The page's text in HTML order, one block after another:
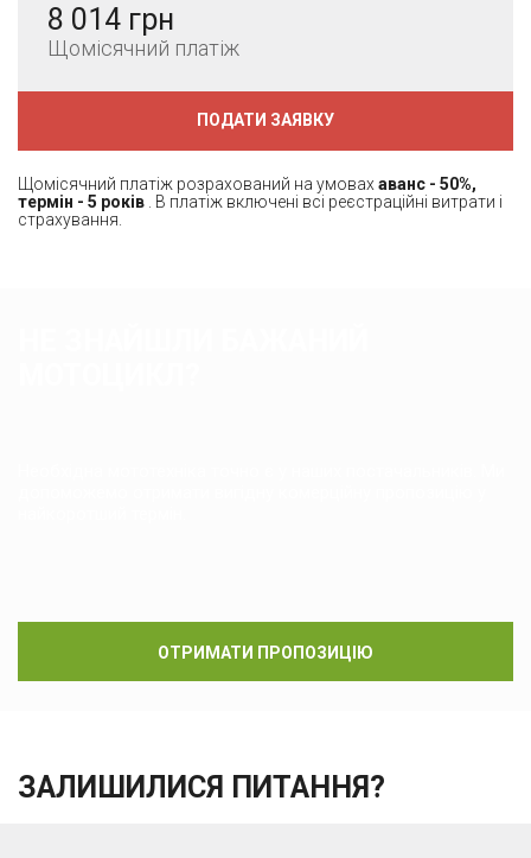
8 014 грн
Щомісячний платіж
ПОДАТИ ЗАЯВКУ
Щомісячний платіж розрахований на умовах аванс - 50%,
термін - 5 років
. В платіж включені всі реєстраційні витрати і
страхування.
ОТРИМАТИ ПРОПОЗИЦІЮ
ЗАЛИШИЛИСЯ ПИТАННЯ?